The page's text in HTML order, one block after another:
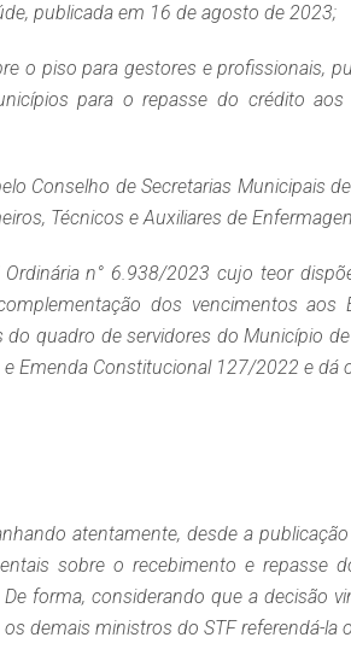
publicada em 16 de agosto de 2023;
o piso para gestores e profissionais,
para o repasse do crédito
Conselho de Secretarias Municipais
Técnicos e Auxiliares de
n° 6.938/2023 cujo teor
dos vencimentos aos
quadro de servidores do Município
Emenda Constitucional 127/2022 e dá
atentamente, desde a
sobre o recebimento e repasse
forma, considerando que a decisão
demais ministros do STF referendá-la